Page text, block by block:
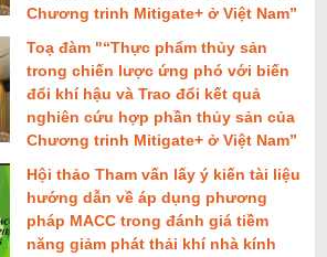
Chương trinh Mitigate+ ở Việt Nam”
Toạ đàm "“Thực phẩm thủy sản
trong chiến lược ứng phó với biến
đổi khí hậu và Trao đổi kết quả
nghiên cứu hợp phần thủy sản của
Chương trinh Mitigate+ ở Việt Nam”
Hội thảo Tham vấn lấy ý kiến tài liệu
hướng dẫn về áp dụng phương
pháp MACC trong đánh giá tiềm
năng giảm phát thải khí nhà kính